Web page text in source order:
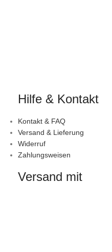
Hilfe & Kontakt
Kontakt & FAQ
Versand & Lieferung
Widerruf
Zahlungsweisen
Versand mit